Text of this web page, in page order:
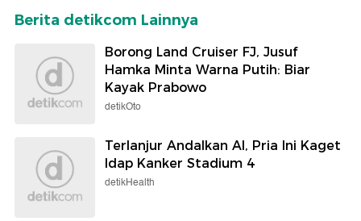
Berita detikcom Lainnya
Borong Land Cruiser FJ, Jusuf
Hamka Minta Warna Putih: Biar
Kayak Prabowo
detikOto
Terlanjur Andalkan AI, Pria Ini Kaget
Idap Kanker Stadium 4
detikHealth